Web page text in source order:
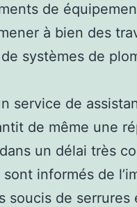
de
à bien des
systèmes de
service de
de même une
un délai très
informés de
soucis de